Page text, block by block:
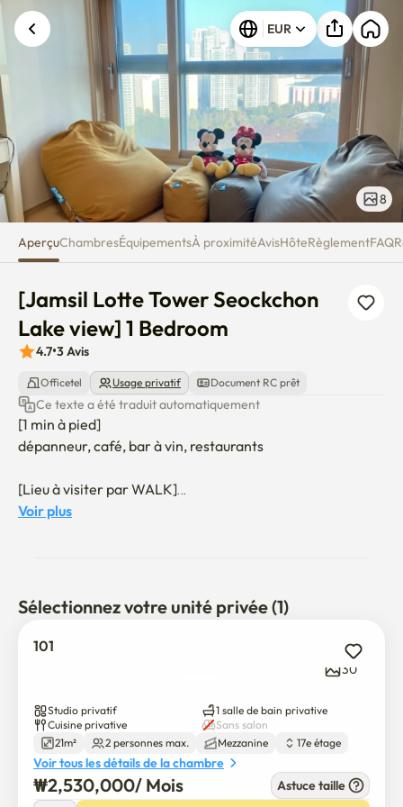
[Jamsil Lotte Tower Seockchon
EUR
8
AperçuChambresÉquipementsÀ proximitéAvisHôteRèglementFAQ
[Jamsil Lotte Tower Seockchon
Lake view] 1 Bedroom
4.7•3Avis
Officetel Usage privatif Document RC prêt
Ce texte a été traduit automatiquement
[1 min à pied]
dépanneur, café, bar à vin, restaurants
[Lieu à visiter par WALK]
5 min: Seockchon Lake & Café Street
[Veuillez sélectionner la pièce 101 pour voir les photos
détaillées de la pièce]
depuis la chambre.
*Supermarché, grand magasin, attractions touristiques à
distance de marche.
*Caméra de sécurité et bureau de sécurité au 1er étage.
*Comme la chambre est au bout du couloir, le bruit est
Voir plus
Sélectionnez votre unité privée (1)
101
30
Studio privatif
1 salle de bain privative
Cuisine privative
Sans salon
21m²
2 personnes max. Mezzanine 17e étage
Voir tous les détails de la chambre
₩2,530,000/ Mois Astuce taille